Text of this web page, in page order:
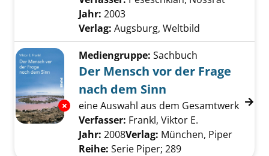
Jahr: 2003
Verlag: Augsburg, Weltbild
Exemplar-Details von Der Mensch vor der
Mediengruppe: Sachbuch
Der Mensch vor der Frage
nach dem Sinn
eine Auswahl aus dem Gesamtwerk
Verfasser: Frankl, Viktor E.
Jahr: 2008Verlag: München, Piper
Reihe: Serie Piper; 289